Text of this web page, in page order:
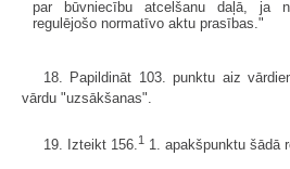
par būvniecību atcelšanu daļā, ja
regulējošo normatīvo aktu prasības."
18. Papildināt 103. punktu aiz
vārdu "uzsākšanas".
19. Izteikt 156. 1 1. apakšpunktu šādā